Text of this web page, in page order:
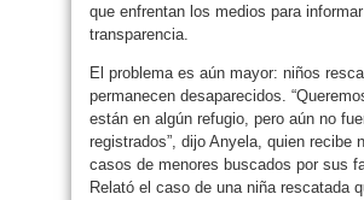
que enfrentan los medios para
transparencia.
El problema es aún mayor: niños
permanecen desaparecidos.
están en algún refugio, pero aún no
registrados”, dijo Anyela, quien recibe
casos de menores buscados por sus
Relató el caso de una niña rescatada